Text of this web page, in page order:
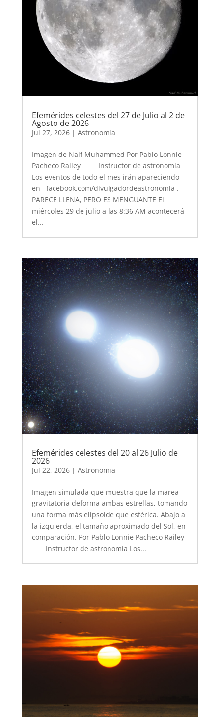
Efemérides celestes del 27 de Julio al 2 de
Agosto de 2026
Jul 27, 2026| Astronomía
Imagen de Naif Muhammed Por Pablo Lonnie
Pacheco Railey Instructor de astronomía
Los eventos de todo el mes irán apareciendo
en facebook.com/divulgadordeastronomia .
PARECE LLENA, PERO ES MENGUANTE El
miércoles 29 de julio a las 8:36 AM acontecerá
el...
Efemérides celestes del 20 al 26 Julio de
2026
Jul 22, 2026| Astronomía
Imagen simulada que muestra que la marea
gravitatoria deforma ambas estrellas, tomando
una forma más elipsoide que esférica. Abajo a
la izquierda, el tamaño aproximado del Sol, en
comparación. Por Pablo Lonnie Pacheco Railey
Instructor de astronomía Los...